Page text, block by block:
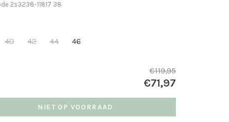
2s3238-11817 38
40 42 44 46
€119,95
€71,97
NIET OP VOORRAAD